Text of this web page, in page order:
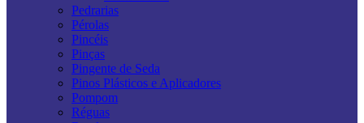
Pedrarias
Pérolas
Pincéis
Pinças
Pingente de Seda
Pinos Plásticos e Aplicadores
Pompom
Réguas